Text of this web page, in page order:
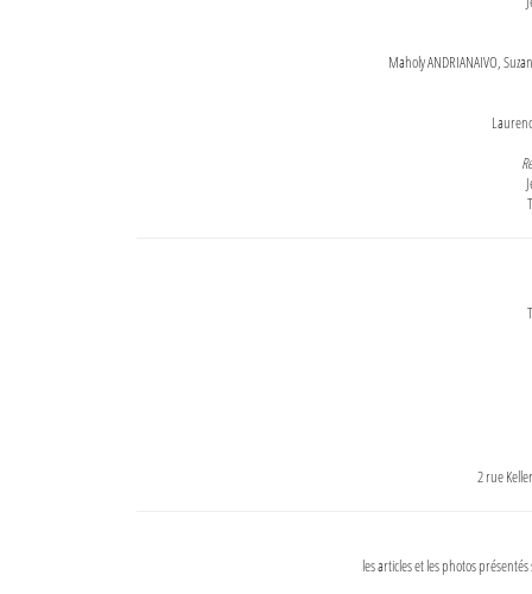
Maholy ANDRIANAIVO,
2 rue
les articles et les photos